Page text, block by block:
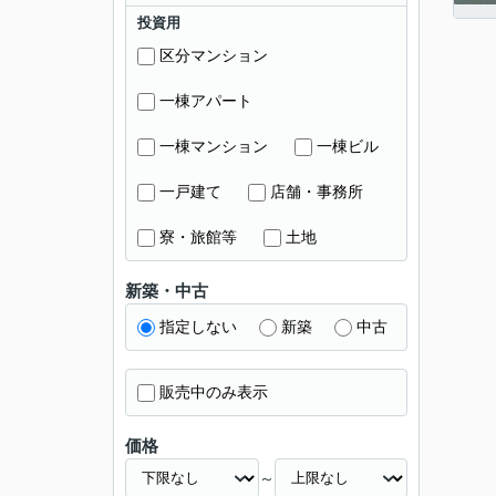
投資用
区分マンション
一棟アパート
一棟マンション 一棟ビル
一戸建て 店舗・事務所
寮・旅館等 土地
新築・中古
指定しない 新築 中古
販売中のみ表示
価格
～